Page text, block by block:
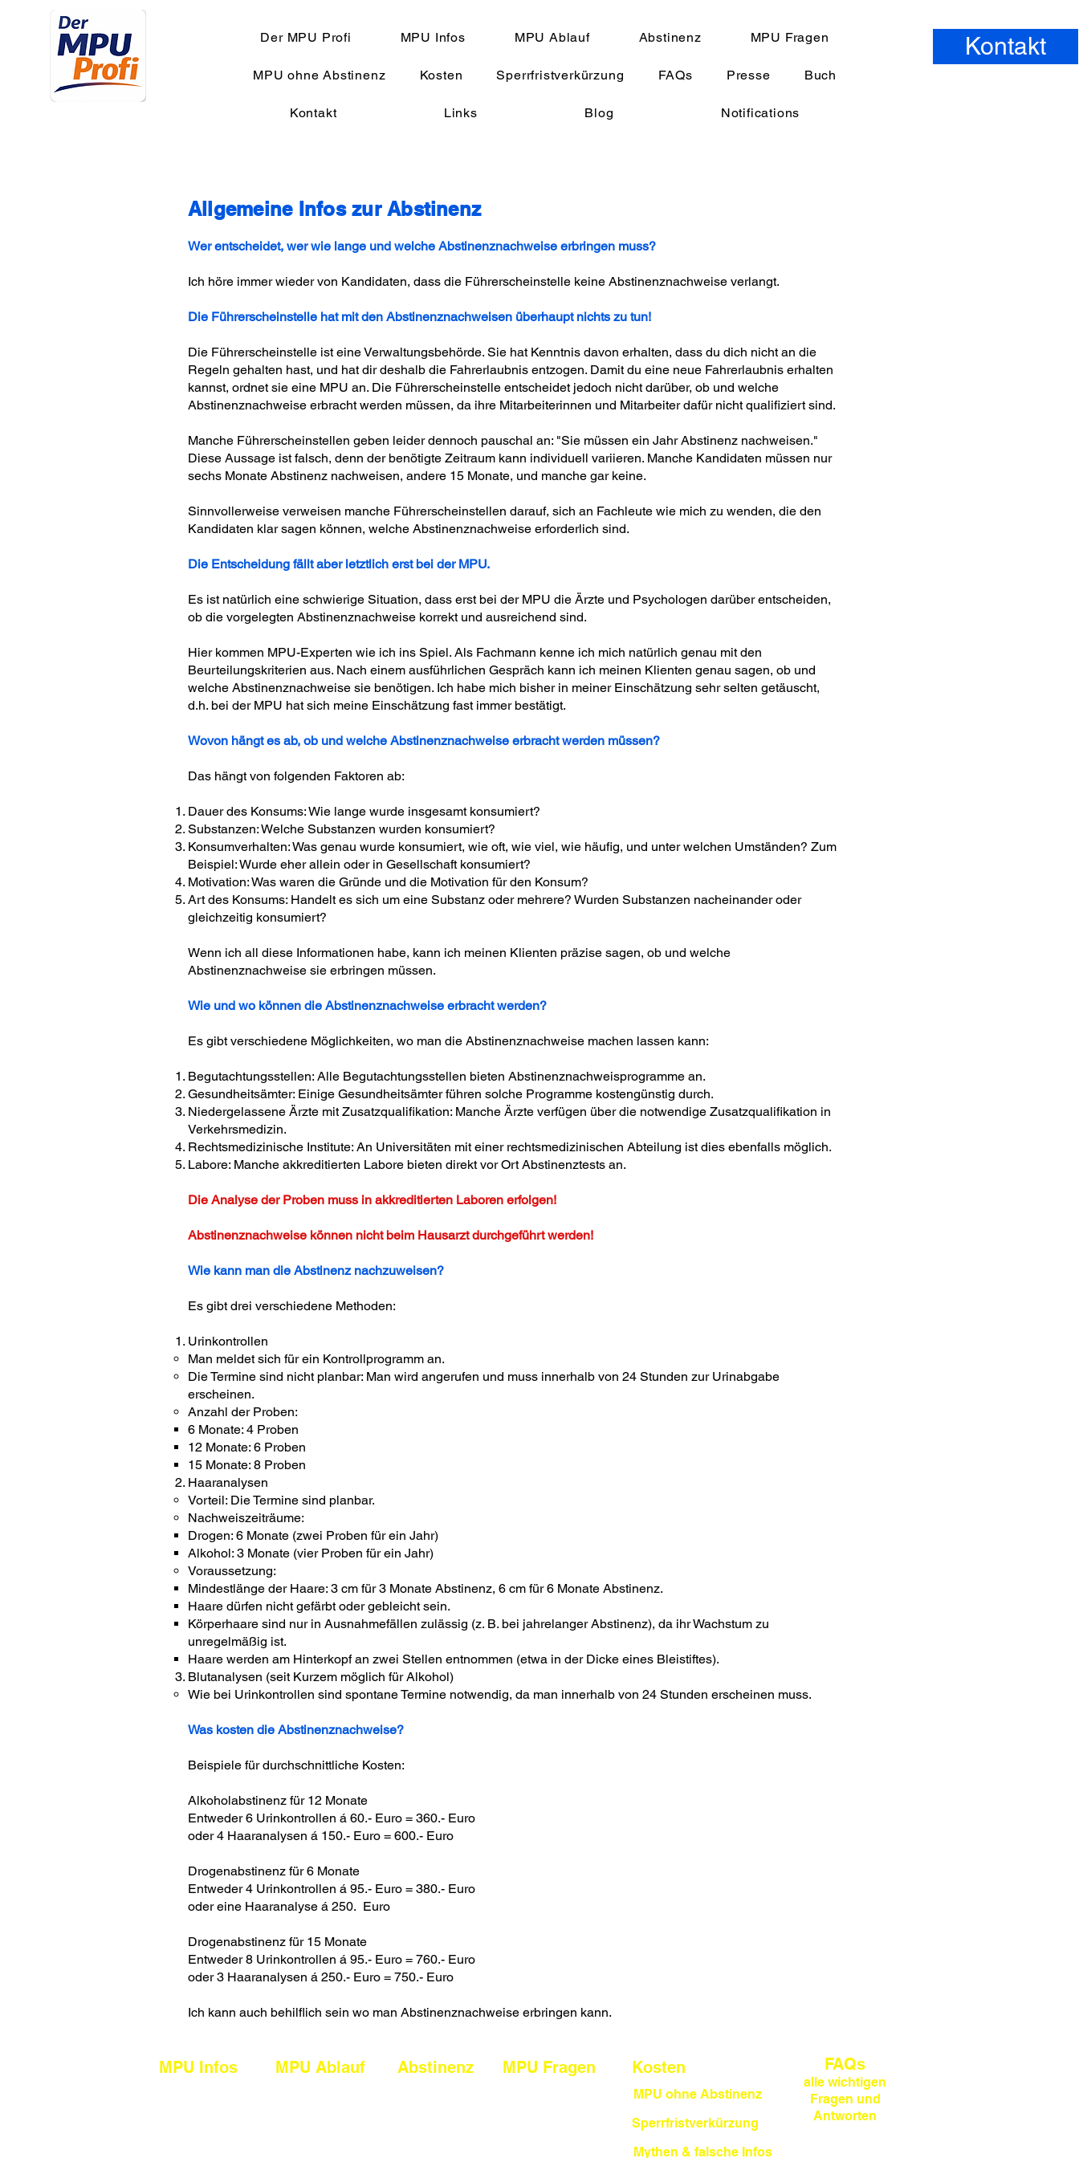
Der MPU Profi MPU Infos MPU Ablauf Abstinenz MPU Fragen
MPU ohne Abstinenz Kosten Sperrfristverkürzung FAQs Presse Buch
Kontakt Links Blog Notifications
Kontakt
Allgemeine Infos zur Abstinenz
Wer entscheidet, wer wie lange und welche Abstinenznachweise erbringen muss?
Ich höre immer wieder von Kandidaten, dass die Führerscheinstelle keine Abstinenznachweise verlangt.
Die Führerscheinstelle hat mit den Abstinenznachweisen überhaupt nichts zu tun!
Die Führerscheinstelle ist eine Verwaltungsbehörde. Sie hat Kenntnis davon erhalten, dass du dich nicht an die
Regeln gehalten hast, und hat dir deshalb die Fahrerlaubnis entzogen. Damit du eine neue Fahrerlaubnis erhalten
kannst, ordnet sie eine MPU an. Die Führerscheinstelle entscheidet jedoch nicht darüber, ob und welche
Abstinenznachweise erbracht werden müssen, da ihre Mitarbeiterinnen und Mitarbeiter dafür nicht qualifiziert sind.
Manche Führerscheinstellen geben leider dennoch pauschal an: "Sie müssen ein Jahr Abstinenz nachweisen."
Diese Aussage ist falsch, denn der benötigte Zeitraum kann individuell variieren. Manche Kandidaten müssen nur
sechs Monate Abstinenz nachweisen, andere 15 Monate, und manche gar keine.
Sinnvollerweise verweisen manche Führerscheinstellen darauf, sich an Fachleute wie mich zu wenden, die den
Kandidaten klar sagen können, welche Abstinenznachweise erforderlich sind.
Die Entscheidung fällt aber letztlich erst bei der MPU.
Es ist natürlich eine schwierige Situation, dass erst bei der MPU die Ärzte und Psychologen darüber entscheiden,
ob die vorgelegten Abstinenznachweise korrekt und ausreichend sind.
Hier kommen MPU-Experten wie ich ins Spiel. Als Fachmann kenne ich mich natürlich genau mit den
Beurteilungskriterien aus. Nach einem ausführlichen Gespräch kann ich meinen Klienten genau sagen, ob und
welche Abstinenznachweise sie benötigen. Ich habe mich bisher in meiner Einschätzung sehr selten getäuscht,
d.h. bei der MPU hat sich meine Einschätzung fast immer bestätigt.
Wovon hängt es ab, ob und welche Abstinenznachweise erbracht werden müssen?
Das hängt von folgenden Faktoren ab:
Dauer des Konsums: Wie lange wurde insgesamt konsumiert?
Substanzen: Welche Substanzen wurden konsumiert?
Konsumverhalten: Was genau wurde konsumiert, wie oft, wie viel, wie häufig, und unter welchen Umständen? Zum
Beispiel: Wurde eher allein oder in Gesellschaft konsumiert?
Motivation: Was waren die Gründe und die Motivation für den Konsum?
Art des Konsums: Handelt es sich um eine Substanz oder mehrere? Wurden Substanzen nacheinander oder
gleichzeitig konsumiert?
Wenn ich all diese Informationen habe, kann ich meinen Klienten präzise sagen, ob und welche
Abstinenznachweise sie erbringen müssen.
Wie und wo können die Abstinenznachweise erbracht werden?
Es gibt verschiedene Möglichkeiten, wo man die Abstinenznachweise machen lassen kann:
Begutachtungsstellen: Alle Begutachtungsstellen bieten Abstinenznachweisprogramme an.
Gesundheitsämter: Einige Gesundheitsämter führen solche Programme kostengünstig durch.
Niedergelassene Ärzte mit Zusatzqualifikation: Manche Ärzte verfügen über die notwendige Zusatzqualifikation in
Verkehrsmedizin.
Rechtsmedizinische Institute: An Universitäten mit einer rechtsmedizinischen Abteilung ist dies ebenfalls möglich.
Labore: Manche akkreditierten Labore bieten direkt vor Ort Abstinenztests an.
Die Analyse der Proben muss in akkreditierten Laboren erfolgen!
Abstinenznachweise können nicht beim Hausarzt durchgeführt werden!
Wie kann man die Abstinenz nachzuweisen?
Es gibt drei verschiedene Methoden:
Urinkontrollen
Man meldet sich für ein Kontrollprogramm an.
Die Termine sind nicht planbar: Man wird angerufen und muss innerhalb von 24 Stunden zur Urinabgabe
erscheinen.
Anzahl der Proben:
6 Monate: 4 Proben
12 Monate: 6 Proben
15 Monate: 8 Proben
Haaranalysen
Vorteil: Die Termine sind planbar.
Nachweiszeiträume:
Drogen: 6 Monate (zwei Proben für ein Jahr)
Alkohol: 3 Monate (vier Proben für ein Jahr)
Voraussetzung:
Mindestlänge der Haare: 3 cm für 3 Monate Abstinenz, 6 cm für 6 Monate Abstinenz.
Haare dürfen nicht gefärbt oder gebleicht sein.
Körperhaare sind nur in Ausnahmefällen zulässig (z. B. bei jahrelanger Abstinenz), da ihr Wachstum zu
unregelmäßig ist.
Haare werden am Hinterkopf an zwei Stellen entnommen (etwa in der Dicke eines Bleistiftes).
Blutanalysen (seit Kurzem möglich für Alkohol)
Wie bei Urinkontrollen sind spontane Termine notwendig, da man innerhalb von 24 Stunden erscheinen muss.
Was kosten die Abstinenznachweise?
Beispiele für durchschnittliche Kosten:
Alkoholabstinenz für 12 Monate
Entweder 6 Urinkontrollen á 60.- Euro = 360.- Euro
oder 4 Haaranalysen á 150.- Euro = 600.- Euro
Drogenabstinenz für 6 Monate
Entweder 4 Urinkontrollen á 95.- Euro = 380.- Euro
oder eine Haaranalyse á 250. Euro
Drogenabstinenz für 15 Monate
Entweder 8 Urinkontrollen á 95.- Euro = 760.- Euro
oder 3 Haaranalysen á 250.- Euro = 750.- Euro
Ich kann auch behilflich sein wo man Abstinenznachweise erbringen kann.
MPU Infos MPU Ablauf Abstinenz MPU Fragen Kosten
MPU ohne Abstinenz
Sperrfristverkürzung
FAQs
alle wichtigen
Fragen und
Antworten
Mythen & falsche Infos